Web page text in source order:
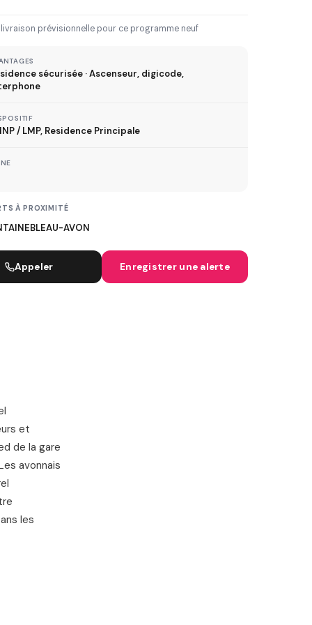
30 km+
LIVRAISON JUSQU'À
réduite
TVA à 5,5%
prévisionnelle pour ce programme neuf
sécurisée · Ascenseur, digicode,
/ LMP, Residence Principale
À PROXIMITÉ
AVON
Appeler Enregistrer une alerte
et
de la gare
avonnais
les